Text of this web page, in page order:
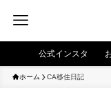
公式インスタ
ホーム CA移住日記